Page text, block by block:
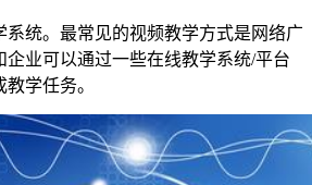
系统。最常见的视频教学方式是网络广
企业可以通过一些在线教学系统/平台
学任务。